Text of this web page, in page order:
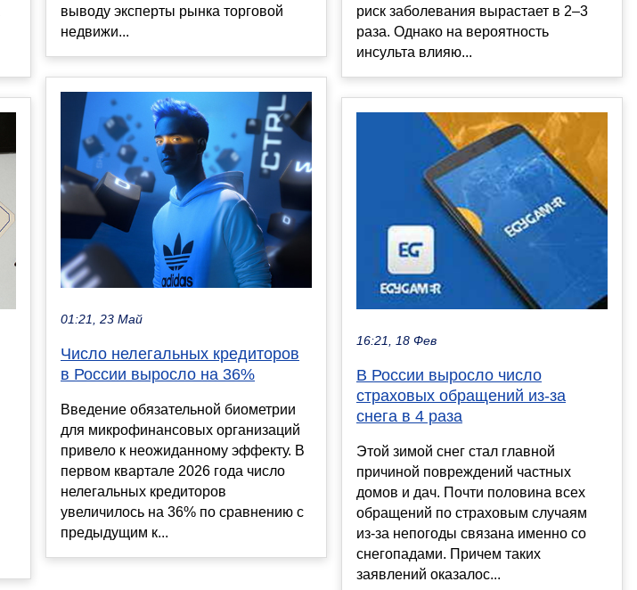
выводу эксперты рынка торговой
недвижи...
01:21, 23 Май
Число нелегальных кредиторов
в России выросло на 36%
Введение обязательной биометрии
для микрофинансовых организаций
привело к неожиданному эффекту. В
первом квартале 2026 года число
нелегальных кредиторов
увеличилось на 36% по сравнению с
предыдущим к...
риск заболевания вырастает в 2–3
раза. Однако на вероятность
инсульта влияю...
16:21, 18 Фев
В России выросло число
страховых обращений из-за
снега в 4 раза
Этой зимой снег стал главной
причиной повреждений частных
домов и дач. Почти половина всех
обращений по страховым случаям
из-за непогоды связана именно со
снегопадами. Причем таких
заявлений оказалос...